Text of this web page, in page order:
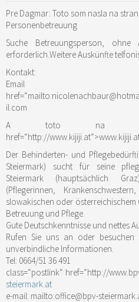
Pre Dagmar: Toto som nasla
Personenbetreuung
Suche Betreuungsperson, ohne
erforderlich.Weitere Auskünfte
Kontakt:
Email
il.com
A toto na
href=“http://
Der Behinderten- und
Steiermark) sucht für seine
Steiermark (hauptsächlich
(Pflegerinnen,
slowakischen oder österreichischem
Betreuung und Pflege.
Gute Deutschkenntnisse und nettes
Rufen Sie uns an oder
unverbindliche Informationen.
Tel: 0664/51 36 491
class=“postlink“ href=“http://
steiermark.at
e-mail: mailto:office@bpv-